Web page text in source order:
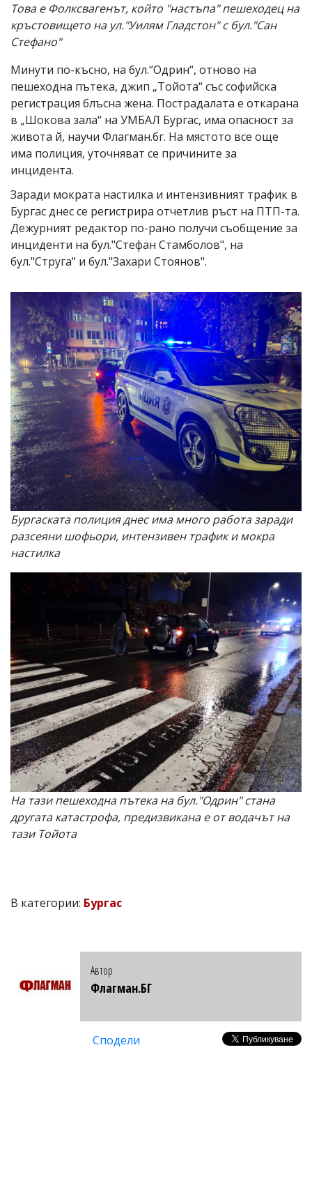
Това е Фолксвагенът, който "настъпа" пешеходец на
кръстовището на ул."Уилям Гладстон" с бул."Сан
Стефано"
Минути по-късно, на бул.“Одрин“, отново на
пешеходна пътека, джип „Тойота“ със софийска
регистрация блъсна жена. Пострадалата е откарана
в „Шокова зала“ на УМБАЛ Бургас, има опасност за
живота й, научи Флагман.бг. На мястото все още
има полиция, уточняват се причините за
инцидента.
Заради мократа настилка и интензивният трафик в
Бургас днес се регистрира отчетлив ръст на ПТП-та.
Дежурният редактор по-рано получи съобщение за
инциденти на бул."Стефан Стамболов", на
бул."Струга" и бул."Захари Стоянов".
Бургаската полиция днес има много работа заради
разсеяни шофьори, интензивен трафик и мокра
настилка
На тази пешеходна пътека на бул."Одрин" стана
другата катастрофа, предизвикана е от водачът на
тази Тойота
В категории: Бургас
Автор
Флагман.БГ
Сподели